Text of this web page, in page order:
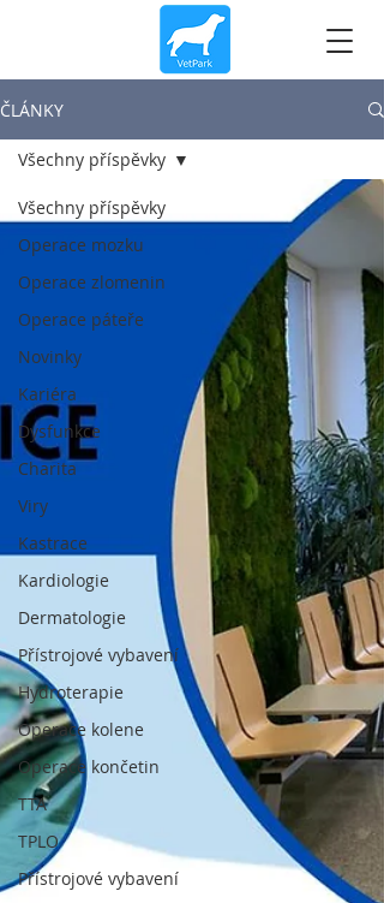
ČLÁNKY
Všechny příspěvky
Operace mozku
Operace zlomenin
Operace páteře
Novinky
Kariéra
Dysfunkce
Charita
Viry
Kastrace
Kardiologie
Dermatologie
Přístrojové vybavení
Hydroterapie
Operace kolene
Operace končetin
TTA
TPLO
Přístrojové vybavení
Všechny příspěvky